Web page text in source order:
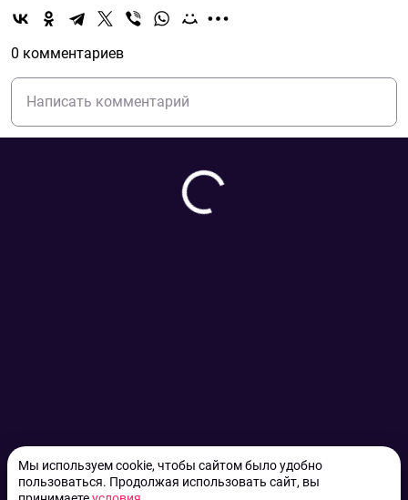
Мы используем cookie, чтобы сайтом было удобно
пользоваться. Продолжая использовать сайт, вы
0 комментариев